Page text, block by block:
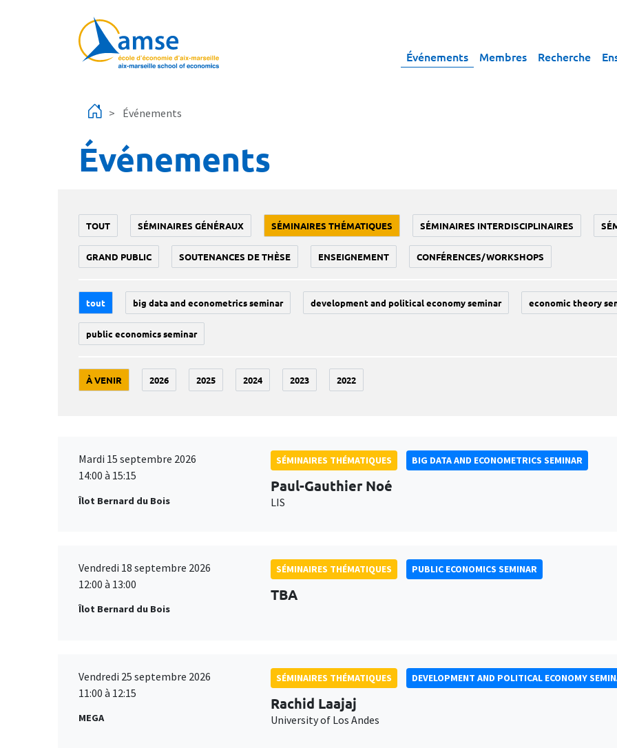
Événements Membres Recherche
Événements
Événements
TOUT SÉMINAIRES GÉNÉRAUX SÉMINAIRES THÉMATIQUES SÉMINAIRES INTERDISCIPLINAIRES
GRAND PUBLIC SOUTENANCES DE THÈSE ENSEIGNEMENT CONFÉRENCES/WORKSHOPS
tout big data and econometrics seminar development and political economy seminar economic theory
public economics seminar
À VENIR 2026 2025 2024 2023 2022
Mardi 15 septembre 2026
14:00 à 15:15
Îlot Bernard du Bois
SÉMINAIRES THÉMATIQUES BIG DATA AND ECONOMETRICS SEMINAR
Paul-Gauthier Noé
LIS
Vendredi 18 septembre 2026
12:00 à 13:00
Îlot Bernard du Bois
SÉMINAIRES THÉMATIQUES PUBLIC ECONOMICS SEMINAR
TBA
Vendredi 25 septembre 2026
11:00 à 12:15
MEGA
SÉMINAIRES THÉMATIQUES DEVELOPMENT AND POLITICAL ECONOMY
Rachid Laajaj
University of Los Andes